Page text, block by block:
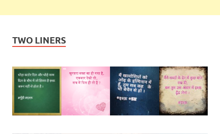
TWO LINERS